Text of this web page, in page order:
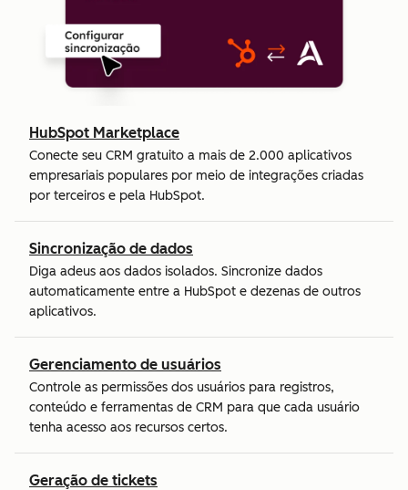
HubSpot Marketplace
Conecte seu CRM gratuito a mais de 2.000 aplicativos
empresariais populares por meio de integrações criadas
por terceiros e pela HubSpot.
Sincronização de dados
Diga adeus aos dados isolados. Sincronize dados
automaticamente entre a HubSpot e dezenas de outros
aplicativos.
Gerenciamento de usuários
Controle as permissões dos usuários para registros,
conteúdo e ferramentas de CRM para que cada usuário
tenha acesso aos recursos certos.
Geração de tickets